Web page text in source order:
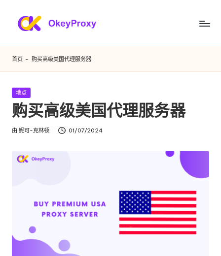
满
足
您
各
种
需
的
理
能
大
的
HTTP(S)/SOCKS5
住
宅
理，
代
首页 - 购买高级美国代理服务器
发
在
地点
购买高级美国代理服务器
发
由 妮可-克林顿 01/07/2024